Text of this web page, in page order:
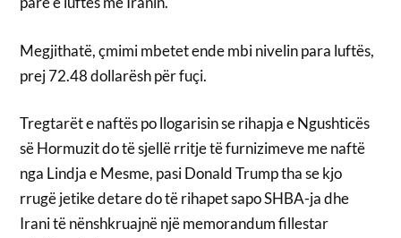
Megjithatë, çmimi mbetet ende mbi nivelin para luftës,
prej 72.48 dollarësh për fuçi.
Tregtarët e naftës po llogarisin se rihapja e Ngushticës
së Hormuzit do të sjellë rritje të furnizimeve me naftë
nga Lindja e Mesme, pasi Donald Trump tha se kjo
rrugë jetike detare do të rihapet sapo SHBA-ja dhe
Irani të nënshkruajnë një memorandum fillestar